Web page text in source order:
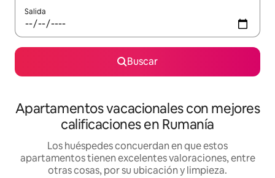
Salida
Buscar
Apartamentos vacacionales con mejores
calificaciones en Rumanía
Los huéspedes concuerdan en que estos
apartamentos tienen excelentes valoraciones, entre
otras cosas, por su ubicación y limpieza.